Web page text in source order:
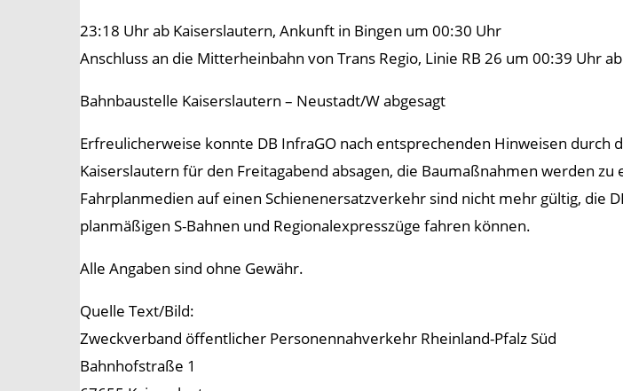
23:18 Uhr ab Kaiserslautern, Ankunft in Bingen um 00:30 Uhr
Anschluss an die Mitterheinbahn von Trans Regio, Linie RB 26 um 00:39 Uhr
Bahnbaustelle Kaiserslautern – Neustadt/W abgesagt
Erfreulicherweise konnte DB InfraGO nach entsprechenden Hinweisen durch
Kaiserslautern für den Freitagabend absagen, die Baumaßnahmen werden
Fahrplanmedien auf einen Schienenersatzverkehr sind nicht mehr gültig, die
planmäßigen S-Bahnen und Regionalexpresszüge fahren können.
Alle Angaben sind ohne Gewähr.
Quelle Text/Bild:
Zweckverband öffentlicher Personennahverkehr Rheinland-Pfalz Süd
Bahnhofstraße 1